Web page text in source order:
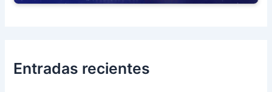
Entradas recientes